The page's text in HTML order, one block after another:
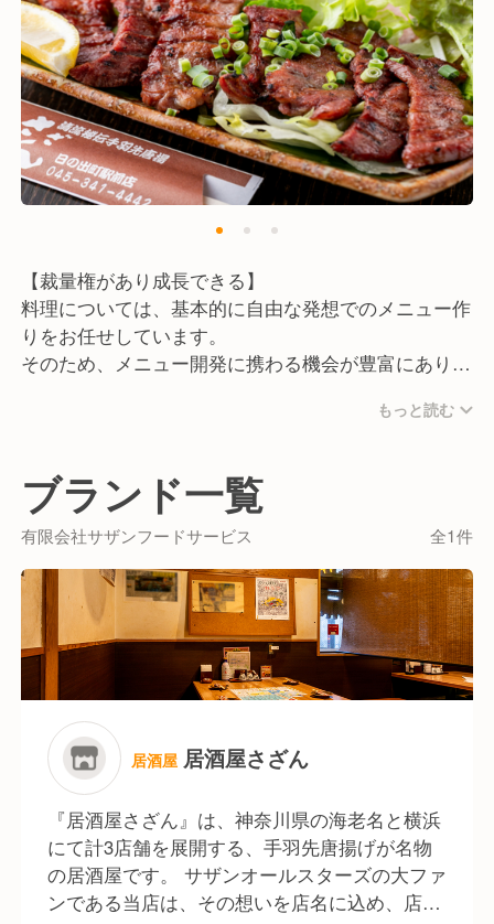
【裁量権があり成長できる】
料理については、基本的に自由な発想でのメニュー作
りをお任せしています。
そのため、メニュー開発に携わる機会が豊富にあり、
【独立に向けてのノウハウが学べる】
創業28年の当社は、現在の代表が一代で店舗展開して
きました。
などの専門知識や技術を習得できます。
「将来自分のお店を持ちたい！」という方にとっては
ピッタリの環境です。
【好待遇で働きやすい職場】
住む場所に困らない社宅があり、食事付き（まかな
い）で生活面もサポートします。
また、未経験の方でも月収30万円～の高給与をご用
創業28年の安定した経営基盤のもと、あなたのペース
で成長しながら長く活躍できる環境です。
もっと読む
ブランド一覧
有限会社サザンフードサービス 全1件
居酒屋 居酒屋さざん
『居酒屋さざん』は、神奈川県の海老名と横浜
にて計3店舗を展開する、手羽先唐揚げが名物
の居酒屋です。 サザンオールスターズの大ファ
ンである当店は、その想いを店名に込め、店内